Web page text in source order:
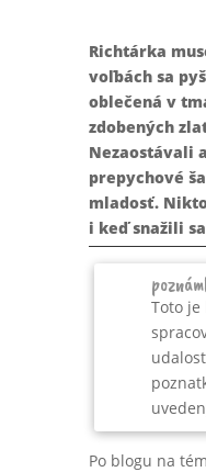
Richtárka
voľbách sa
oblečená v
zdobených
Nezaostávali
prepychové
mladosť.
i keď snažili
Toto je
Po blogu na